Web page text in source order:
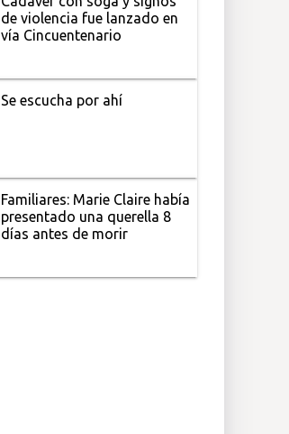
de violencia fue lanzado en
vía Cincuentenario
Se escucha por ahí
Familiares: Marie Claire había
presentado una querella 8
días antes de morir